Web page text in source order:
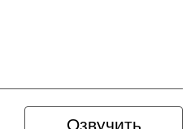
Озвучить